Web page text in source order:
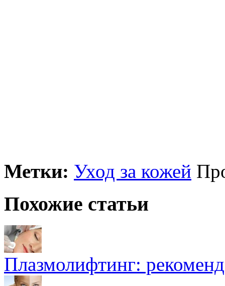
Метки: Уход за кожей
Похожие статьи
Плазмолифтинг: